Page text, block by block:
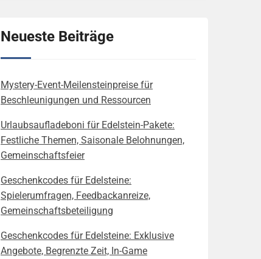
Neueste Beiträge
Mystery-Event-Meilensteinpreise für
Beschleunigungen und Ressourcen
Urlaubsaufladeboni für Edelstein-Pakete:
Festliche Themen, Saisonale Belohnungen,
Gemeinschaftsfeier
Geschenkcodes für Edelsteine:
Spielerumfragen, Feedbackanreize,
Gemeinschaftsbeteiligung
Geschenkcodes für Edelsteine: Exklusive
Angebote, Begrenzte Zeit, In-Game